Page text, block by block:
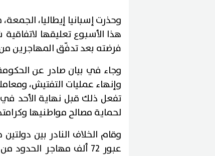
وحذرت إسبانيا إيطاليا،
هذا الأسبوع تعليقها
فرضته بعد تدفّق المهاجرين
وجاء في بيان صادر عن
وإنهاء عمليات التفتيش،
لحماية مصالح مواطنيها
وقام الخلاف النادر بين
عبور 72 ألف مهاجر